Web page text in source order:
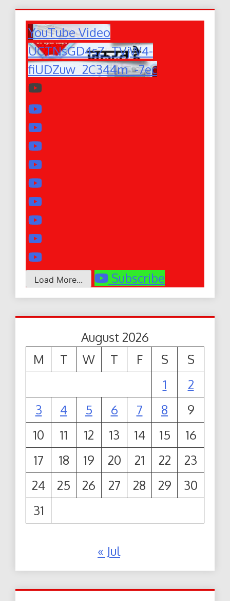
YouTube Video
UCTNsGD4sZ_TVjW4-
fiUDZuw_2C344m_-7ec
Load More... Subscribe
August 2026
M
T W T F S
S
1
2
3
4 5 6 7 8
9
10
11 12 13 14 15
16
17
18 19 20 21 22
23
24
25 26 27 28 29
30
31
« Jul